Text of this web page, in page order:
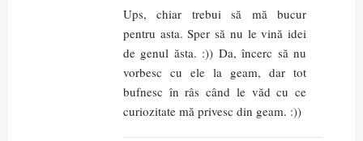
Ups, chiar trebui să mă bucur
pentru asta. Sper să nu le vină idei
de genul ăsta. :)) Da, încerc să nu
vorbesc cu ele la geam, dar tot
bufnesc în râs când le văd cu ce
curiozitate mă privesc din geam. :))